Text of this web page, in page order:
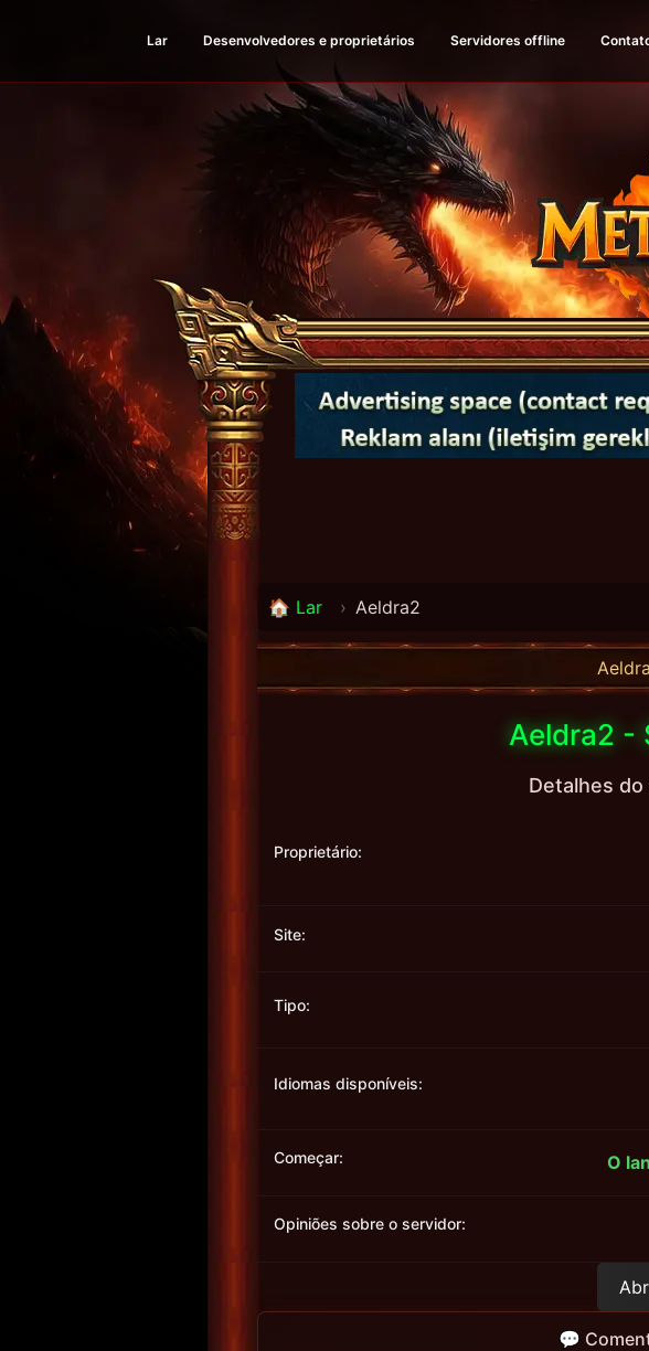
Lar Desenvolvedores e proprietários Servidores offline
🏠 Lar › Aeldra2
Aeldra2 -
Detalhes do
Proprietário:
Site:
Tipo:
Idiomas disponíveis:
Começar: O
Opiniões sobre o servidor:
💬